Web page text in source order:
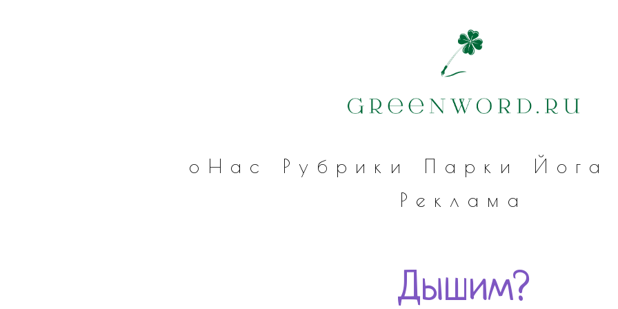
оНас Рубрики Парки Йога
Реклама
Дышим?